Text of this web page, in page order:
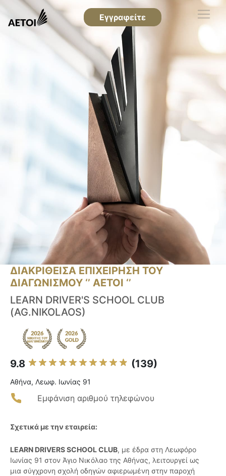
Εγγραφείτε
ΔΙΑΚΡΙΘΕΙΣΑ ΕΠΙΧΕΙΡΗΣΗ ΤΟΥ
ΔΙΑΓΩΝΙΣΜΟΥ ‘’ ΑΕΤΟΙ ‘’
LEARN DRIVER'S SCHOOL CLUB
(AG.NIKOLAOS)
9.8 (139)
Αθήνα, Λεωφ. Ιωνίας 91
Εμφάνιση αριθμού τηλεφώνου
Σχετικά με την εταιρεία:
LEARN DRIVERS SCHOOL CLUB, με έδρα στη Λεωφόρο
Ιωνίας 91 στον Άγιο Νικόλαο της Αθήνας, λειτουργεί ως
μια σύγχρονη σχολή οδηγών αφιερωμένη στην παροχή